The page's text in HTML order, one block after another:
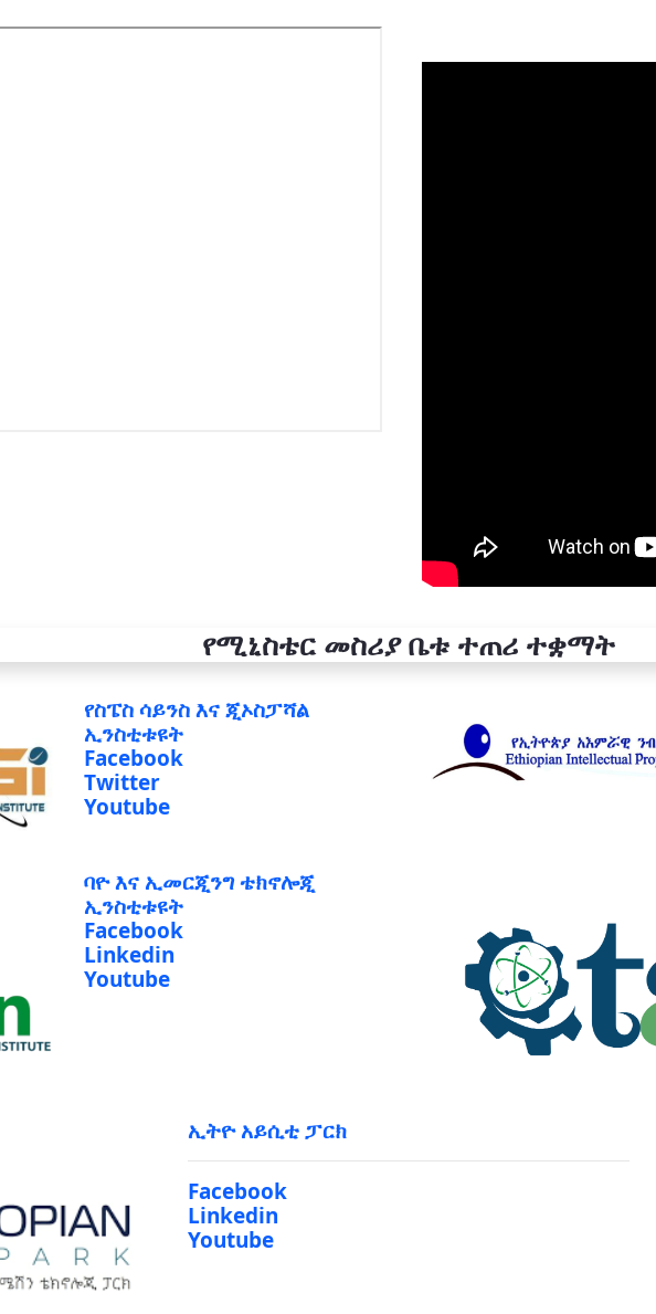
የሚኒስቴር መስሪያ ቤቱ ተጠሪ ተቋማት
የስፔስ ሳይንስ እና ጂኦስፓሻል
ኢንስቲቱዩት
Facebook
Twitter
Youtube
ባዮ እና ኢመርጂንግ ቴክኖሎጂ
ኢንስቲቱዩት
Facebook
Linkedin
Youtube
ኢትዮ አይሲቲ ፓርክ
Facebook
Linkedin
Youtube